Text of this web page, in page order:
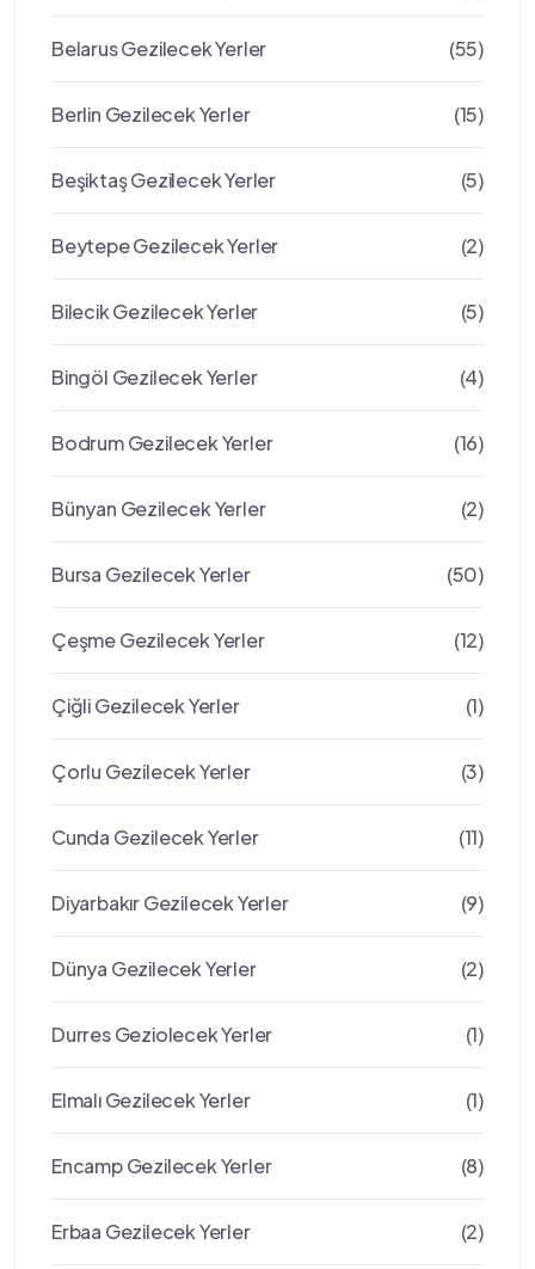
Belarus Gezilecek Yerler (55)
Berlin Gezilecek Yerler (15)
Beşiktaş Gezilecek Yerler (5)
Beytepe Gezilecek Yerler (2)
Bilecik Gezilecek Yerler (5)
Bingöl Gezilecek Yerler (4)
Bodrum Gezilecek Yerler (16)
Bünyan Gezilecek Yerler (2)
Bursa Gezilecek Yerler (50)
Çeşme Gezilecek Yerler (12)
Çiğli Gezilecek Yerler (1)
Çorlu Gezilecek Yerler (3)
Cunda Gezilecek Yerler (11)
Diyarbakır Gezilecek Yerler (9)
Dünya Gezilecek Yerler (2)
Durres Geziolecek Yerler (1)
Elmalı Gezilecek Yerler (1)
Encamp Gezilecek Yerler (8)
Erbaa Gezilecek Yerler (2)